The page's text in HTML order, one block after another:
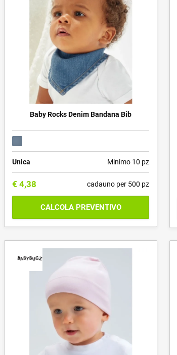
Baby Rocks Denim Bandana Bib
Unica Minimo 10 pz
€ 4,38 cadauno per 500 pz
CALCOLA PREVENTIVO